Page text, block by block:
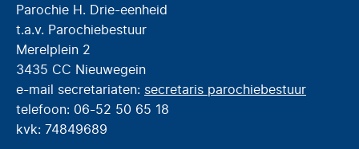
Parochie H. Drie-eenheid
t.a.v. Parochiebestuur
Merelplein 2
3435 CC Nieuwegein
e-mail secretariaten: secretaris parochiebestuur
telefoon: 06-52 50 65 18
kvk: 74849689